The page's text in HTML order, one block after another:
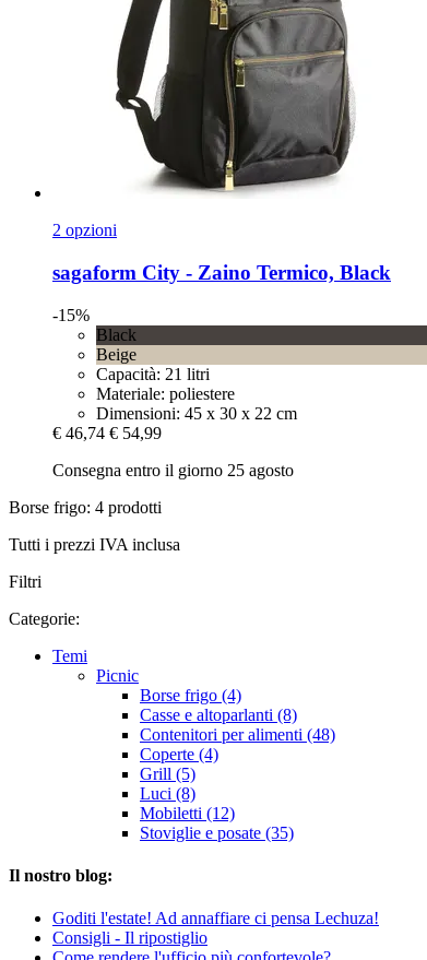
2 opzioni
sagaform City -​ Zaino Termico, Black
-15%
Black
Beige
Capacità: 21 litri
Materiale: poliestere
Dimensioni: 45 x 30 x 22 cm
€ 46,74 € 54,99
Consegna entro il giorno 25 agosto
Borse frigo: 4 prodotti
Tutti i prezzi IVA inclusa
Filtri
Categorie:
Temi
Picnic
Borse frigo (4)
Casse e altoparlanti (8)
Contenitori per alimenti (48)
Coperte (4)
Grill (5)
Luci (8)
Mobiletti (12)
Stoviglie e posate (35)
Il nostro blog:
Goditi l'estate! Ad annaffiare ci pensa Lechuza!
Consigli - Il ripostiglio